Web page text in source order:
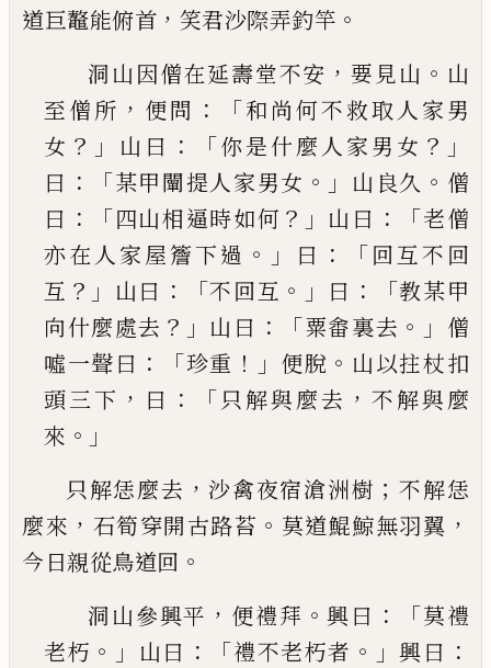
道巨鼇能俯首 ， 笑君沙際弄釣竿 。
洞山因僧在延壽堂不安 ，要見山 。 山
至僧所 ， 便問 ： 「和尚何不救取人家男
女 ？」 山曰 ：「你是什麼人家男 女 ？」
曰 ：「某甲闡提人家男女 。」 山良久 。 僧
曰 ：「四山相逼時如何 ？」 山曰 ：「老僧
亦在人家屋簷下過 。」 曰 ：「回互不 回
互 ？」 山曰 ：「不回互 。」 曰 ：「教某甲
向什麼處去 ？」 山曰 ：「粟畬裏去 。」 僧
噓一聲曰 ：「珍重 ！」 便脫 。 山以拄杖扣
頭三下 ， 曰 ：「 只解與麼去 ， 不解與麼
來 。」
只解恁麼去 ，沙禽夜宿滄洲樹 ； 不解恁
麼來 ， 石筍穿開古路苔 。 莫道鯤鯨無羽翼 ，
今日親從鳥道回 。
洞山參興平 ， 便禮拜 。興曰 ：「莫禮
老朽 。」 山曰 ：「禮不老朽者 。」興曰 ：